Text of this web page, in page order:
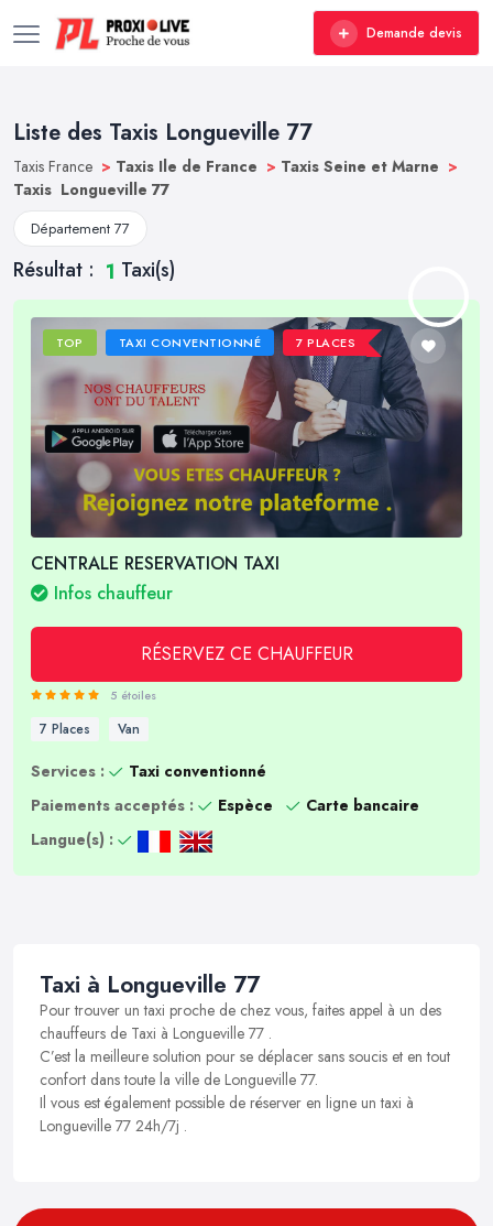
Demande devis
Liste des Taxis Longueville 77
Taxis France > Taxis Ile de France > Taxis Seine et Marne >
Taxis Longueville 77
Département 77
Résultat : 1 Taxi(s)
TOP TAXI CONVENTIONNÉ 7 PLACES
CENTRALE RESERVATION TAXI
Infos chauffeur
RÉSERVEZ CE CHAUFFEUR
5 étoiles
7 Places Van
Services :
Taxi conventionné
Paiements acceptés :
Espèce
Carte bancaire
Langue(s) :
Taxi à Longueville 77
Pour trouver un taxi proche de chez vous, faites appel à un des
chauffeurs de Taxi à Longueville 77 .
C’est la meilleure solution pour se déplacer sans soucis et en tout
confort dans toute la ville de Longueville 77.
Il vous est également possible de réserver en ligne un taxi à
Longueville 77 24h/7j .